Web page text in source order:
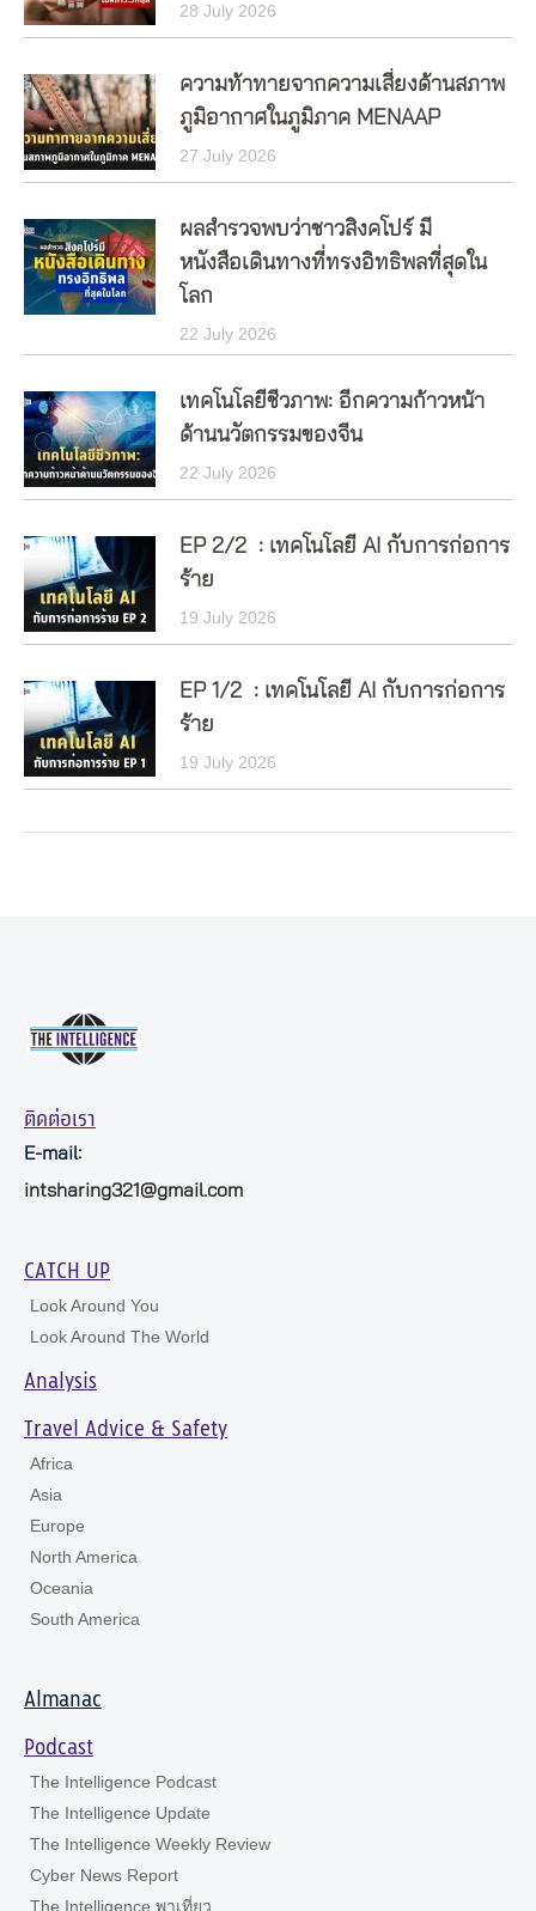
28 July 2026
ความท้าทายจากความเสี่ยงด้านสภาพ
ภูมิอากาศในภูมิภาค MENAAP
27 July 2026
ผลสำรวจพบว่าชาวสิงคโปร์ มี
หนังสือเดินทางที่ทรงอิทธิพลที่สุดใน
โลก
22 July 2026
เทคโนโลยีชีวภาพ: อีกความก้าวหน้า
ด้านนวัตกรรมของจีน
22 July 2026
EP 2/2 : เทคโนโลยี AI กับการก่อการ
ร้าย
19 July 2026
EP 1/2 : เทคโนโลยี AI กับการก่อการ
ร้าย
19 July 2026
ติดต่อเรา
E-mail:
intsharing321@gmail.com
CATCH UP
Look Around You
Look Around The World
Analysis
Travel Advice & Safety
Africa
Asia
Europe
North America
Oceania
South America
Almanac
Podcast
The Intelligence Podcast
The Intelligence Update
The Intelligence Weekly Review
Cyber News Report
The Intelligence พาเที่ยว